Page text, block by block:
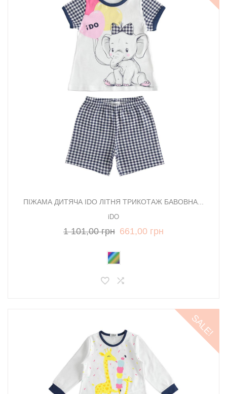
ПІЖАМА ДИТЯЧА IDO ЛІТНЯ ТРИКОТАЖ БАВОВНА...
iDO
1 101,00 грн 661,00 грн
SALE!